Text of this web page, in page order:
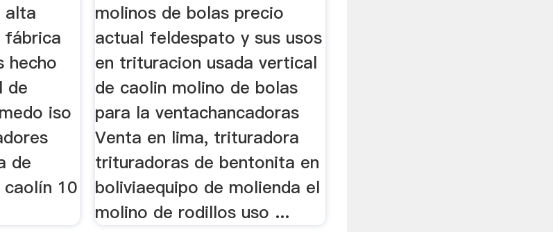
alta
fábrica
hecho
de
iso
de
10
molinos de bolas precio
actual feldespato y sus usos
en trituracion usada vertical
de caolin molino de bolas
para la ventachancadoras
Venta en lima, trituradora
trituradoras de bentonita en
boliviaequipo de molienda el
molino de rodillos uso ...